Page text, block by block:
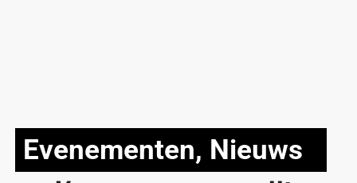
Evenementen, Nieuws